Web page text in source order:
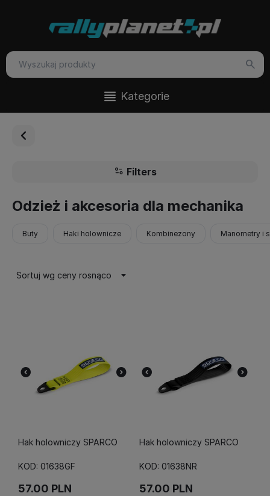
Kategorie
Filters
Odzież i akcesoria dla mechanika
Buty Haki holownicze Kombinezony Manometry i
Sortuj wg ceny rosnąco
Hak holowniczy SPARCO
KOD: 01638GF
57.00 PLN
Hak holowniczy SPARCO
KOD: 01638NR
57.00 PLN